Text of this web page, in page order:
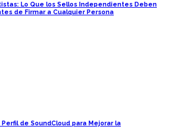
Lo Que los Sellos Independientes Deben
de Firmar a Cualquier Persona
de SoundCloud para Mejorar la